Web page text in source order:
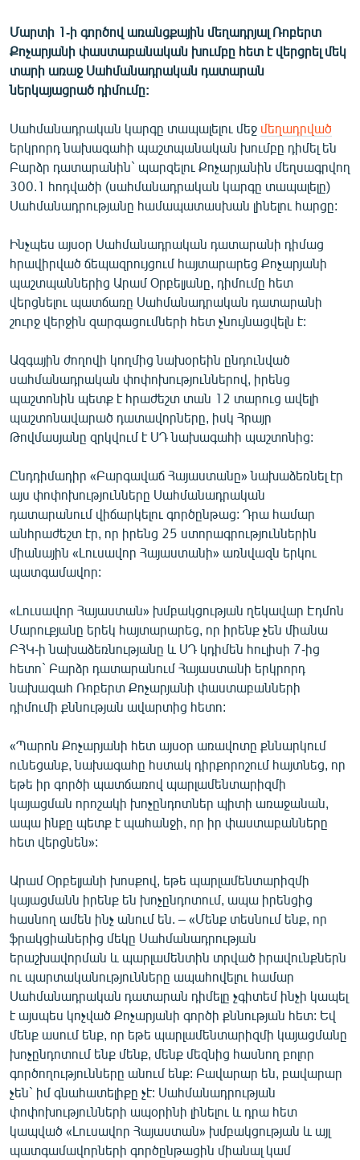
ԲԱՆԱՎԵՃ
ՁԳՏԵԼՈՎ ԼԱՎԱԳՈՒՅՆԻՆ
Հայերեն
English
Русский
ՀԵՏԵՎԵՔ ՄԵԶ
«Ազատության» բոլոր կայքերը
Մարտի 1-ի գործով առանցքային մեղադրյալ Ռոբերտ
Քոչարյանի փաստաբանական խումբը հետ է վերցրել մեկ
տարի առաջ Սահմանադրական դատարան
ներկայացրած դիմումը:
Սահմանադրական կարգը տապալելու մեջ մեղադրված
երկրորդ նախագահի պաշտպանական խումբը դիմել են
Բարձր դատարանին` պարզելու Քոչարյանին մեղսագրվող
300.1 հոդվածի (սահմանադրական կարգը տապալելը)
Սահմանադրությանը համապատասխան լինելու հարցը:
Ինչպես այսօր Սահմանադրական դատարանի դիմաց
հրավիրված ճեպազրույցում հայտարարեց Քոչարյանի
պաշտպաններից Արամ Օրբելյանը, դիմումը հետ
վերցնելու պատճառը Սահմանադրական դատարանի
շուրջ վերջին զարգացումների հետ չնույնացվելն է:
Ազգային ժողովի կողմից նախօրեին ընդունված
սահմանադրական փոփոխություններով, իրենց
պաշտոնին պետք է հրաժեշտ տան 12 տարուց ավելի
պաշտոնավարած դատավորները, իսկ Հրայր
Թովմասյանը զրկվում է ՍԴ նախագահի պաշտոնից:
Ընդդիմադիր «Բարգավաճ Հայաստանը» նախաձեռնել էր
այս փոփոխությունները Սահմանադրական
դատարանում վիճարկելու գործընթաց: Դրա համար
անհրաժեշտ էր, որ իրենց 25 ստորագրություններին
միանային «Լուսավոր Հայաստանի» առնվազն երկու
պատգամավոր:
«Լուսավոր Հայաստան» խմբակցության ղեկավար Էդմոն
Մարուքյանը երեկ հայտարարեց, որ իրենք չեն միանա
ԲՀԿ-ի նախաձեռնությանը և ՍԴ կդիմեն հուլիսի 7-ից
հետո` Բարձր դատարանում Հայաստանի երկրորդ
նախագահ Ռոբերտ Քոչարյանի փաստաբանների
դիմումի քննության ավարտից հետո:
«Պարոն Քոչարյանի հետ այսօր առավոտը քննարկում
ունեցանք, նախագահը հստակ դիրքորոշում հայտնեց, որ
եթե իր գործի պատճառով պարլամենտարիզմի
կայացման որոշակի խոչընդոտներ պիտի առաջանան,
ապա ինքը պետք է պահանջի, որ իր փաստաբանները
հետ վերցնեն»:
Արամ Օրբելյանի խոսքով, եթե պարլամենտարիզմի
կայացմանն իրենք են խոչընդոտում, ապա իրենցից
հասնող ամեն ինչ անում են. – «Մենք տեսնում ենք, որ
ֆրակցիաներից մեկը Սահմանադրության
երաշխավորման և պարլամենտին տրված իրավունքներն
ու պարտականությունները ապահովելու համար
Սահմանադրական դատարան դիմելը չգիտեմ ինչի կապել
է այսպես կոչված Քոչարյանի գործի քննության հետ: Եվ
մենք ասում ենք, որ եթե պարլամենտարիզմի կայացմանը
խոչընդոտում ենք մենք, մենք մեզնից հասնող բոլոր
գործողությունները անում ենք: Բավարար են, բավարար
չեն` իմ գնահատելիքը չէ: Սահմանադրության
փոփոխությունների ապօրինի լինելու և դրա հետ
կապված «Լուսավոր Հայաստան» խմբակցության և այլ
պատգամավորների գործընթացին միանալ կամ